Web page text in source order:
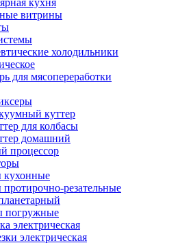
кухня
витрины
холодильники
для мясопереработки
куттер
для колбасы
домашний
процессор
резательные
погружные
электрическая
электрическая